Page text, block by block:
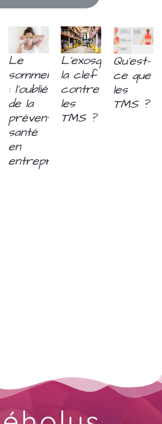
Le
sommeil
: l'oublié
de la
prévention
santé
en
entreprise
L’exosquelette,
la clef
contre
les
TMS ?
Qu’est-
ce que
les
TMS ?